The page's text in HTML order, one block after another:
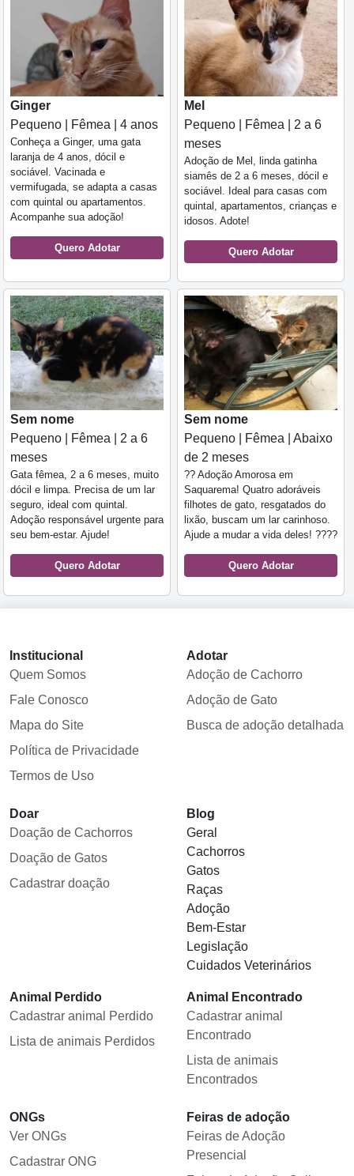
Ginger
Pequeno | Fêmea | 4 anos
Conheça a Ginger, uma gata
laranja de 4 anos, dócil e
sociável. Vacinada e
vermifugada, se adapta a casas
com quintal ou apartamentos.
Acompanhe sua adoção!
Quero Adotar
Mel
Pequeno | Fêmea | 2 a 6
meses
Adoção de Mel, linda gatinha
siamês de 2 a 6 meses, dócil e
sociável. Ideal para casas com
quintal, apartamentos, crianças e
idosos. Adote!
Quero Adotar
Sem nome
Pequeno | Fêmea | 2 a 6
meses
Gata fêmea, 2 a 6 meses, muito
dócil e limpa. Precisa de um lar
seguro, ideal com quintal.
Adoção responsável urgente para
seu bem-estar. Ajude!
Quero Adotar
Sem nome
Pequeno | Fêmea | Abaixo
de 2 meses
?? Adoção Amorosa em
Saquarema! Quatro adoráveis
filhotes de gato, resgatados do
lixão, buscam um lar carinhoso.
Ajude a mudar a vida deles! ????
Quero Adotar
Institucional
Quem Somos
Fale Conosco
Mapa do Site
Política de Privacidade
Termos de Uso
Adotar
Adoção de Cachorro
Adoção de Gato
Busca de adoção detalhada
Doar
Doação de Cachorros
Doação de Gatos
Cadastrar doação
Blog
Geral
Cachorros
Gatos
Raças
Adoção
Bem-Estar
Legislação
Cuidados Veterinários
Animal Perdido
Cadastrar animal Perdido
Lista de animais Perdidos
Animal Encontrado
Cadastrar animal
Encontrado
Lista de animais
Encontrados
ONGs
Ver ONGs
Cadastrar ONG
Feiras de adoção
Feiras de Adoção
Presencial